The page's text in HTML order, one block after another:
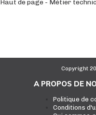
Haut de page - Métier
Copyright
A PROPOS DE
Politique de
Conditions